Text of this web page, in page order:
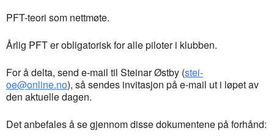
PFT-teori som nettmøte.
Årlig PFT er obligatorisk for alle piloter i klubben.
For å delta, send e-mail til Steinar Østby (stei-
oe@online.no), så sendes invitasjon på e-mail ut i løpet av
den aktuelle dagen.
Det anbefales å se gjennom disse dokumentene på forhånd: